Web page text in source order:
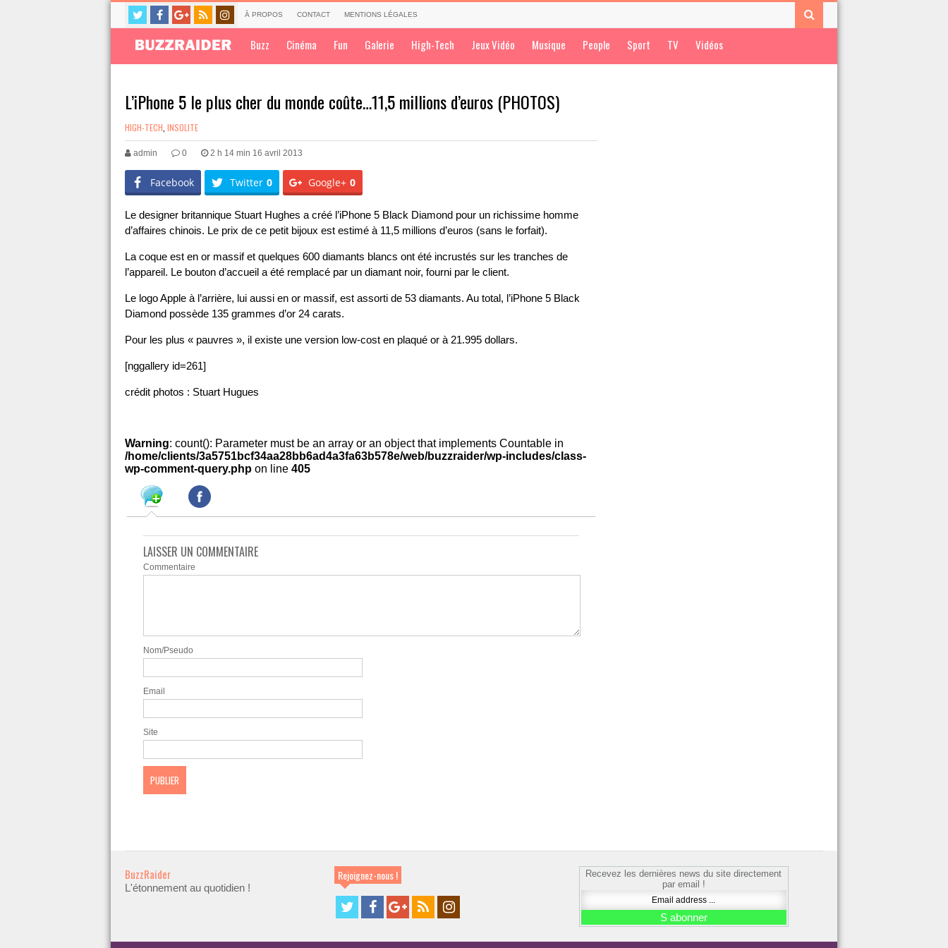
À PROPOS CONTACT MENTIONS LÉGALES
Buzz Cinéma Fun Galerie High-Tech Jeux Vidéo Musique People Sport TV Vidéos
L’iPhone 5 le plus cher du monde coûte…11,5 millions d’euros (PHOTOS)
HIGH-TECH INSOLITE
admin 0 2 h 14 min 16 avril 2013
Facebook Twitter 0 Google+ 0
Le designer britannique Stuart Hughes a créé l’iPhone 5 Black Diamond pour un richissime homme
d’affaires chinois. Le prix de ce petit bijoux est estimé à 11,5 millions d’euros (sans le forfait).
La coque est en or massif et quelques 600 diamants blancs ont été incrustés sur les tranches de
l’appareil. Le bouton d’accueil a été remplacé par un diamant noir, fourni par le client.
Le logo Apple à l’arrière, lui aussi en or massif, est assorti de 53 diamants. Au total, l’iPhone 5 Black
Diamond possède 135 grammes d’or 24 carats.
Pour les plus « pauvres », il existe une version low-cost en plaqué or à 21.995 dollars.
[nggallery id=261]
crédit photos : Stuart Hugues
Warning: count(): Parameter must be an array or an object that implements Countable in
/home/clients/3a5751bcf34aa28bb6ad4a3fa63b578e/web/buzzraider/wp-includes/class-
wp-comment-query.php on line 405
LAISSER UN COMMENTAIRE
Commentaire
Nom/Pseudo
Email
Site
BuzzRaider
L'étonnement au quotidien !
Rejoignez-nous !
Recevez les dernières news du site directement
par email !